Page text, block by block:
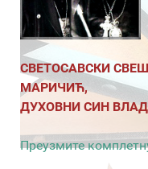
СВЕТОСАВСКИ
МАРИЧИЋ,
ДУХОВНИ СИН
Преузмите